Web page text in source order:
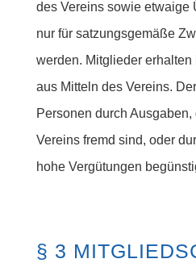
des Vereins sowie etwaige
nur für satzungsgemäße
werden. Mitglieder
aus Mitteln des Vereins.
Personen durch
Vereins fremd sind, oder
hohe Vergütungen
§ 3